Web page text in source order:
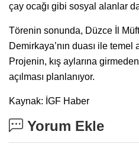
çay ocağı gibi sosyal alanlar
Törenin sonunda, Düzce İl
Demirkaya’nın duası ile
Projenin, kış aylarına
açılması planlanıyor.
Kaynak: İGF Haber
Yorum Ekle